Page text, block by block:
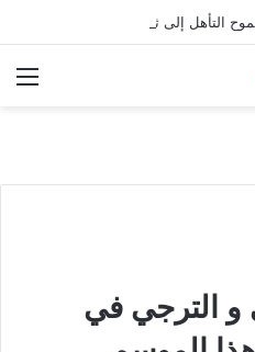
التأهل إلى ثمن النهائي
و الترجي في